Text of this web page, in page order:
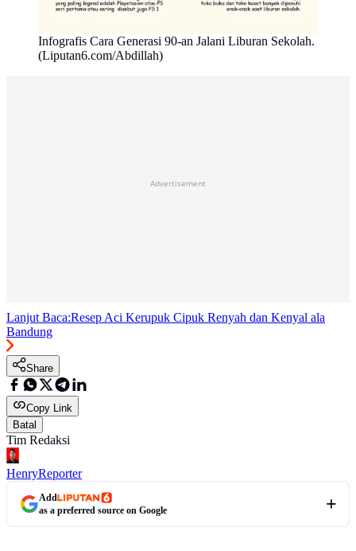
Infografis Cara Generasi 90-an Jalani Liburan Sekolah.
(Liputan6.com/Abdillah)
Advertisement
Lanjut Baca:Resep Aci Kerupuk Cipuk Renyah dan Kenyal ala
Bandung
Share
Copy Link
Batal
Tim Redaksi
HenryReporter
Add
as a preferred source on Google